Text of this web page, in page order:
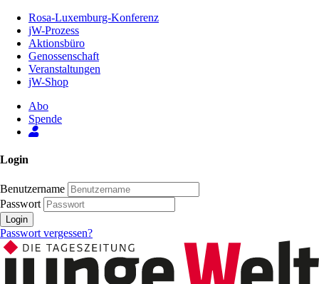
Inhalt
Seite
Rosa-Luxemburg-Konferenz
jW-Prozess
Aktionsbüro
Genossenschaft
Veranstaltungen
jW-Shop
Abo
Spende
Login
Benutzername
Passwort
Login
Passwort vergessen?